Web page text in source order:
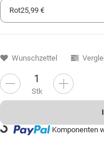
Stk
Loading... Komponenten
Wunschzettel